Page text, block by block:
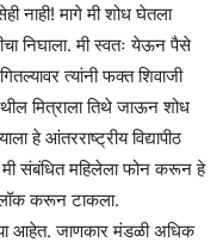
नाही! मागे मी शोध घेतला
निघाला. मी स्वतः येऊन पैसे
त्यांनी फक्त शिवाजी
मित्राला तिथे जाऊन शोध
हे आंतरराष्ट्रीय विद्यापीठ
! मी संबंधित महिलेला फोन करून हे
करून टाकला.
आहेत. जाणकार मंडळी अधिक